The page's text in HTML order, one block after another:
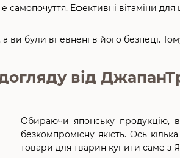
самопочуття. Ефективні вітаміни для
ви були впевнені в його безпеці.
від
Обираючи японську продукцію,
безкомпромісну якість. Ось
товари для тварин купити саме з